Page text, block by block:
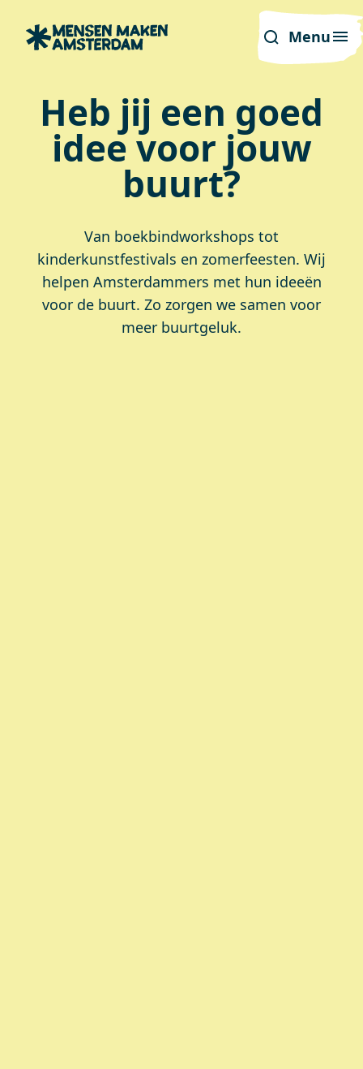
Menu
Heb jij een goed
idee voor jouw
buurt?
Van boekbindworkshops tot
kinderkunstfestivals en zomerfeesten. Wij
helpen Amsterdammers met hun ideeën
voor de buurt. Zo zorgen we samen voor
meer buurtgeluk.